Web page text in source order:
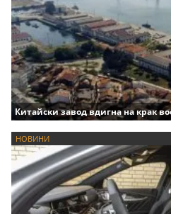
Китайски завод вдигна на крак
НОВИНИ